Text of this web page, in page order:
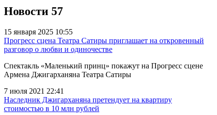
Новости 57
15 января 2025 10:55
Прогресс сцена Театра Сатиры приглашает на откровенный
разговор о любви и одиночестве
Спектакль «Маленький принц» покажут на Прогресс сцене
Армена Джигарханяна Театра Сатиры
7 июля 2021 22:41
Наследник Джигарханяна претендует на квартиру
стоимостью в 10 млн рублей